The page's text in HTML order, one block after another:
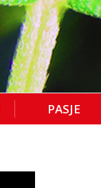
PASJE